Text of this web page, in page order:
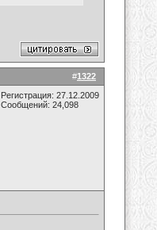
#1322
Регистрация: 27.12.2009
Сообщений: 24,098